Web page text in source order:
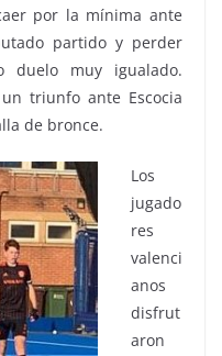
por la mínima ante
partido y perder
duelo muy igualado.
triunfo ante Escocia
de bronce.
Los
jugado
res
valenci
anos
disfrut
aron